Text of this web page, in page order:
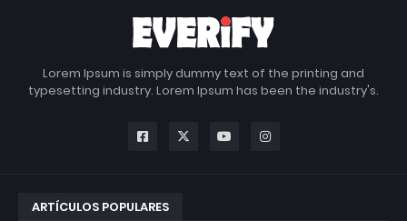
Lorem Ipsum is simply dummy text of the printing and
typesetting industry. Lorem Ipsum has been the industry's.
ARTÍCULOS POPULARES